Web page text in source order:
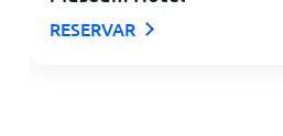
RESERVAR